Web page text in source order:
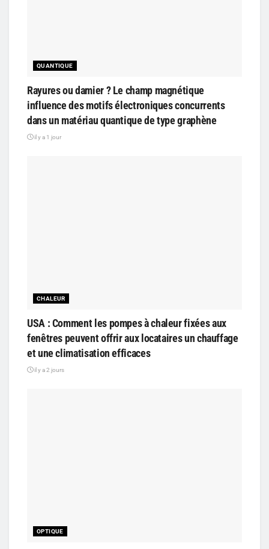
QUANTIQUE
Rayures ou damier ? Le champ magnétique
influence des motifs électroniques concurrents
dans un matériau quantique de type graphène
il y a 1 jour
CHALEUR
USA : Comment les pompes à chaleur fixées aux
fenêtres peuvent offrir aux locataires un chauffage
et une climatisation efficaces
il y a 2 jours
OPTIQUE